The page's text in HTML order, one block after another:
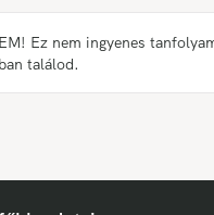
Ez nem ingyenes
találod.